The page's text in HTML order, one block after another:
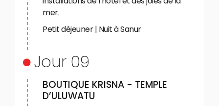
mer.
Petit déjeuner | Nuit à Sanur
Jour 09
BOUTIQUE KRISNA - TEMPLE
D’ULUWATU